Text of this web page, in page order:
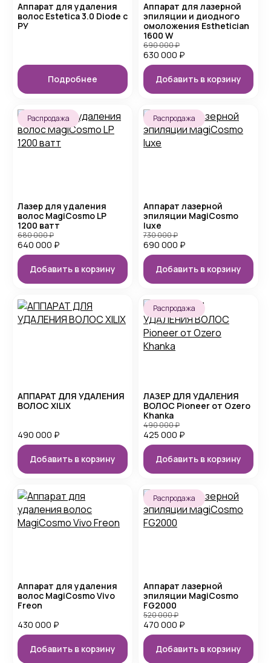
Аппарат для удаления
волос Estetica 3.0 Diode с
РУ
Подробнее
Аппарат для лазерной
эпиляции и диодного
омоложения Esthetician
1600 W
630 000 ₽
690 000₽
Добавить в корзину
Распродажа
Лазер для удаления
волос MagiCosmo LP
1200 ватт
640 000 ₽
680 000₽
Добавить в корзину
Распродажа
Аппарат лазерной
эпиляции MagiCosmo
luxe
690 000 ₽
730 000₽
Добавить в корзину
АППАРАТ ДЛЯ УДАЛЕНИЯ
ВОЛОС XILIX
490 000 ₽
Добавить в корзину
Распродажа
ЛАЗЕР ДЛЯ УДАЛЕНИЯ
ВОЛОС Pioneer от Ozero
Khanka
425 000 ₽
490 000₽
Добавить в корзину
Аппарат для удаления
волос MagiCosmo Vivo
Freon
430 000 ₽
Добавить в корзину
Распродажа
Аппарат лазерной
эпиляции MagiCosmo
FG2000
470 000 ₽
520 000₽
Добавить в корзину